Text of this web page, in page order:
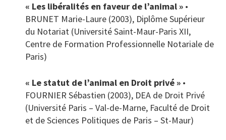
« Les libéralités en faveur de l’animal » •
BRUNET Marie-Laure (2003), Diplôme Supérieur
du Notariat (Université Saint-Maur-Paris XII,
Centre de Formation Professionnelle Notariale de
Paris)
« Le statut de l’animal en Droit privé » •
FOURNIER Sébastien (2003), DEA de Droit Privé
(Université Paris – Val-de-Marne, Faculté de Droit
et de Sciences Politiques de Paris – St-Maur)